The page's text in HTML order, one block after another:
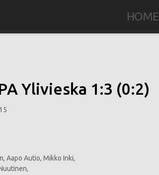
HOME
Ylivieska 1:3 (0:2)
Aapo Autio, Mikko Inki,